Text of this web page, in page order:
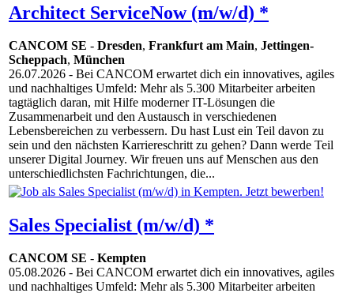
Architect ServiceNow (m/w/d) *
CANCOM SE - Dresden, Frankfurt am Main, Jettingen-
Scheppach, München
26.07.2026 - Bei CANCOM erwartet dich ein innovatives, agiles
und nachhaltiges Umfeld: Mehr als 5.300 Mitarbeiter arbeiten
tagtäglich daran, mit Hilfe moderner IT-Lösungen die
Zusammenarbeit und den Austausch in verschiedenen
Lebensbereichen zu verbessern. Du hast Lust ein Teil davon zu
sein und den nächsten Karriereschritt zu gehen? Dann werde Teil
unserer Digital Journey. Wir freuen uns auf Menschen aus den
unterschiedlichsten Fachrichtungen, die...
Sales Specialist (m/w/d) *
CANCOM SE - Kempten
05.08.2026 - Bei CANCOM erwartet dich ein innovatives, agiles
und nachhaltiges Umfeld: Mehr als 5.300 Mitarbeiter arbeiten